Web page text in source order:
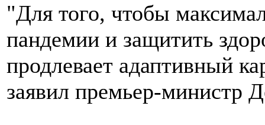
"Для того, чтобы
пандемии и защитить
продлевает адаптивный
заявил премьер-министр